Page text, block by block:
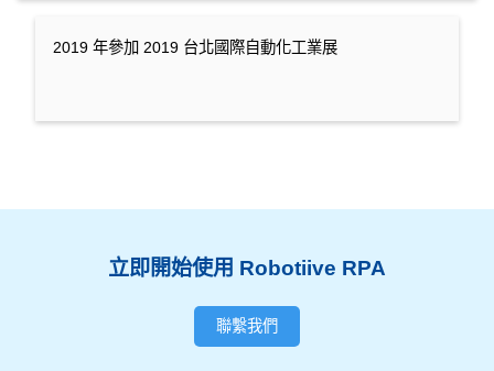
2019 年參加 2019 台北國際自動化工業展
立即開始使用 Robotiive RPA
聯繫我們